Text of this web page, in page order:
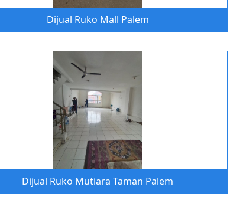
Dijual Ruko Mall Palem
Dijual Ruko Mutiara Taman Palem